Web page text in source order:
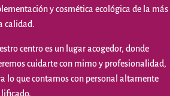
ycosmética ecológica de la más
calidad.
centro es un lugaracogedor,donde
cuidartecon mimoy profesionalidad,
loque contamoscon personalaltamente
.